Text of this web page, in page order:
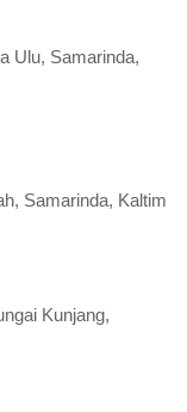
Ulu, Samarinda,
Samarinda, Kaltim
Kunjang,